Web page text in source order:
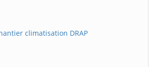
climatisation DRAP